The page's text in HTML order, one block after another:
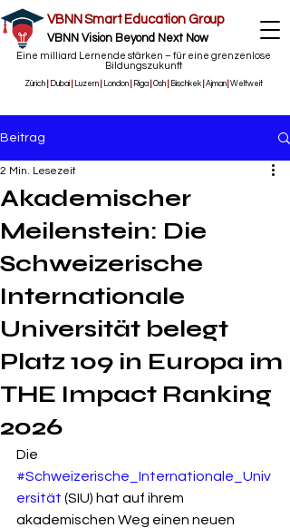
VBNN Smart Education Group
VBNN Vision Beyond Next Now
Eine milliard Lernende stärken – für eine grenzenlose
Bildungszukunft
Zürich Dubai Luzern London Riga Osh Bischkek Ajman |Weltweit
Beitrag
Akademischer
Meilenstein: Die
Schweizerische
Internationale
Universität belegt
Platz 109 in Europa im
THE Impact Ranking
2026
2 Min. Lesezeit
Die
#Schweizerische_Internationale_Univ
ersität (SIU) hat auf ihrem
akademischen Weg einen neuen